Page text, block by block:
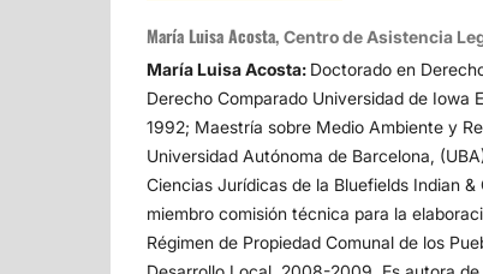
María Luisa Acosta, Centro de Asistencia
María Luisa Acosta: Doctorado en
Derecho Comparado Universidad de Iowa
1992; Maestría sobre Medio Ambiente y
Universidad Autónoma de Barcelona,
Ciencias Jurídicas de la Bluefields Indian
miembro comisión técnica para la
Régimen de Propiedad Comunal de los